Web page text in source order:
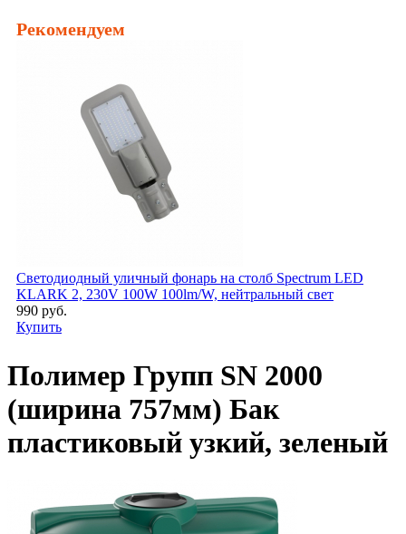
Рекомендуем
Светодиодный уличный фонарь на столб Spectrum LED
KLARK 2, 230V 100W 100lm/W, нейтральный свет
990 руб.
Купить
Полимер Групп SN 2000
(ширина 757мм) Бак
пластиковый узкий, зеленый